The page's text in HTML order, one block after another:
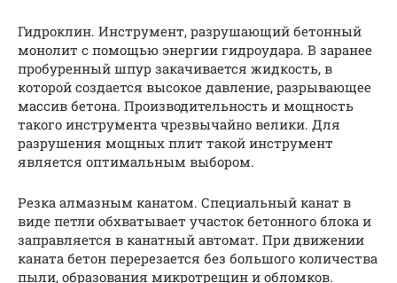
Гидроклин. Инструмент, разрушающий бетонный
монолит с помощью энергии гидроудара. В заранее
пробуренный шпур закачивается жидкость, в
которой создается высокое давление, разрывающее
массив бетона. Производительность и мощность
такого инструмента чрезвычайно велики. Для
разрушения мощных плит такой инструмент
является оптимальным выбором.
Резка алмазным канатом. Специальный канат в
виде петли обхватывает участок бетонного блока и
заправляется в канатный автомат. При движении
каната бетон перерезается без большого количества
пыли, образования микротрещин и обломков.